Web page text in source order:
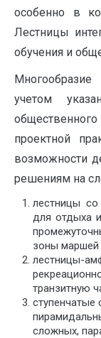
особенно в
Лестницы
обучения и
учетом
проектной
возможности
решениям на
лестницы со
для отдыха
зоны маршей
лестницы-
транзитную
ступенчатые
сложных,